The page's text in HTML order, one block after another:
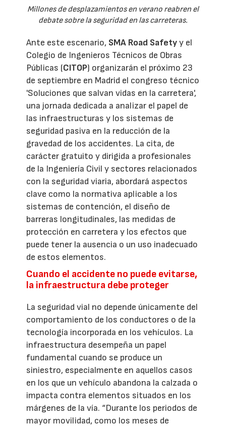
Millones de desplazamientos en verano reabren el
debate sobre la seguridad en las carreteras.
Ante este escenario, SMA Road Safetyy el
Colegio de Ingenieros Técnicos de Obras
Públicas (CITOP) organizarán el próximo 23
de septiembre en Madrid el congreso técnico
'Soluciones que salvan vidas en la carretera',
una jornada dedicada a analizar el papel de
las infraestructuras y los sistemas de
seguridad pasiva en la reducción de la
gravedad de los accidentes. La cita, de
carácter gratuito y dirigida a profesionales
de la Ingeniería Civil y sectores relacionados
con la seguridad viaria, abordará aspectos
clave como la normativa aplicable a los
sistemas de contención, el diseño de
barreras longitudinales, las medidas de
protección en carretera y los efectos que
puede tener la ausencia o un uso inadecuado
de estos elementos.
Cuando el accidente no puede evitarse,
la infraestructura debe proteger
La seguridad vial no depende únicamente del
comportamiento de los conductores o de la
tecnología incorporada en los vehículos. La
infraestructura desempeña un papel
fundamental cuando se produce un
siniestro, especialmente en aquellos casos
en los que un vehículo abandona la calzada o
impacta contra elementos situados en los
márgenes de la vía. “Durante los periodos de
mayor movilidad, como los meses de